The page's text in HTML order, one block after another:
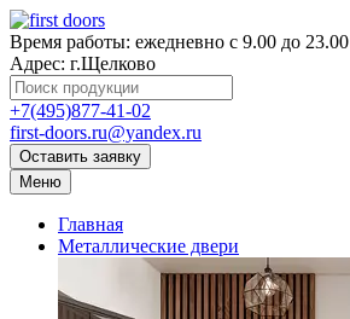
Время работы: ежедневно с 9.00 до 23.00
Адрес: г.Щелково
+7(495)877-41-02
first-doors.ru@yandex.ru
Оставить заявку
Меню
Главная
Металлические двери